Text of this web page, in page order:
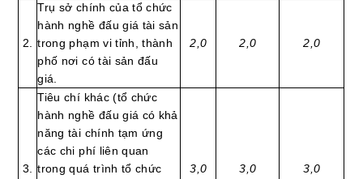
2.
Trụ sở chính của tổ chức
hành nghề đấu giá tài sản
trong phạm vi tỉnh, thành
phố nơi có tài sản đấu
giá.
2,0 2,0 2,0
3.
Tiêu chí khác (tổ chức
hành nghề đấu giá có khả
năng tài chính tạm ứng
các chi phí liên quan
trong quá trình tổ chức
3,0 3,0 3,0